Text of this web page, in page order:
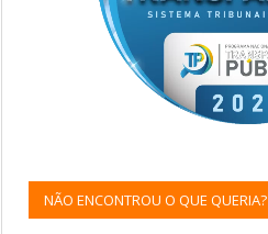
NÃO ENCONTROU O QUE QUERIA?